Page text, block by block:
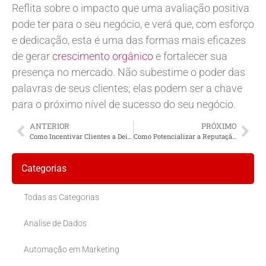
Reflita sobre o impacto que uma avaliação positiva
pode ter para o seu negócio, e verá que, com esforço
e dedicação, esta é uma das formas mais eficazes
de gerarcrescimento orgânicoe fortalecer sua
presença no mercado. Não subestime o poder das
palavras de seus clientes; elas podem ser a chave
para o próximo nível de sucesso do seu negócio.
ANTERIOR
Como Incentivar Clientes a Deixar Avaliações Positivas para Meu Negócio Local?
PRÓXIMO
Como Potencializar a Reputação Online de Negócios Locais
Categorias
Todas as Categorias
Analise de Dados
Automação em Marketing